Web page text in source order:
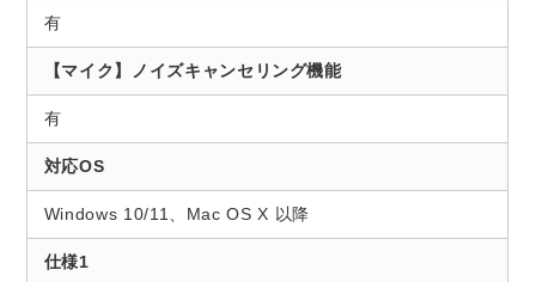
有
【マイク】ノイズキャンセリング機能
有
対応OS
Windows 10/11、Mac OS X 以降
仕様1